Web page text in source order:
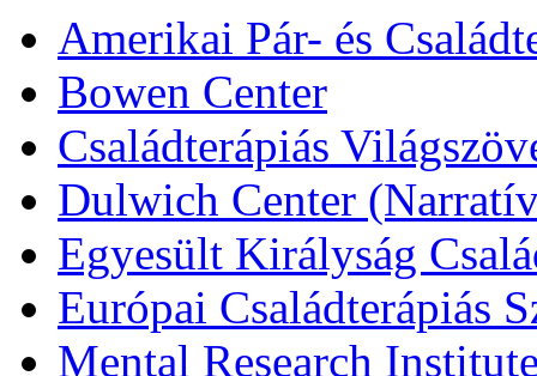
Amerikai Pár- és
Bowen Center
Családterápiás
Dulwich Center
Egyesült Királyság
Európai Családterápiás
Mental Research